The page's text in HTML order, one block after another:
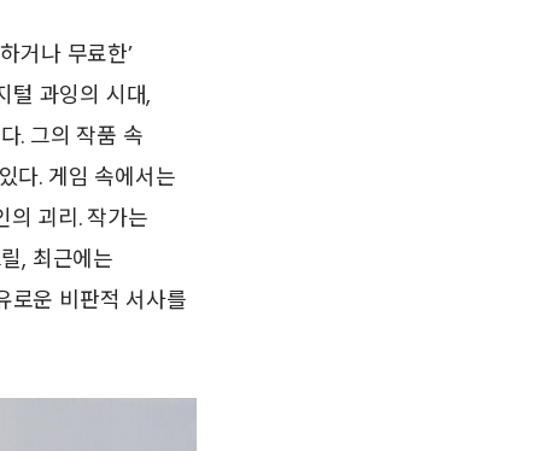
거나 무료한’
털 과잉의 시대,
. 그의 작품 속
다. 게임 속에서는
의 괴리. 작가는
, 최근에는
로운 비판적 서사를